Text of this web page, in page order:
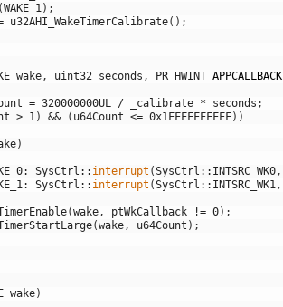
(WAKE_1) ;
u32AHI_WakeTimerCalibrate( ) ;
wake, uint32 seconds , PR_HWINT APPCALLBACK
= 320000000UL / _calibrate * seconds ;
> 1) && ( u64Count <= 0x1FFFFFFFFFF) )
)
: SysCtrl :: interrupt (SysCtrl :: INTSRC_WK0,
: SysCtrl :: interrupt (SysCtrl :: INTSRC_WK1,
(wake, ptWkCallback != 0) ;
(wake, u64Count ) ;
wake)